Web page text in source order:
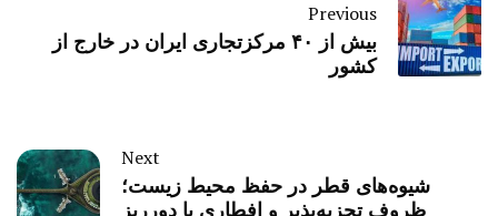
Previous
بیش از ۴۰ مرکزتجاری ایران در خارج از
کشور
Next
شیوه‌های قطر در حفظ محیط زیست؛
ظروف تجزیه‌پذیر و افطاری با دورریز